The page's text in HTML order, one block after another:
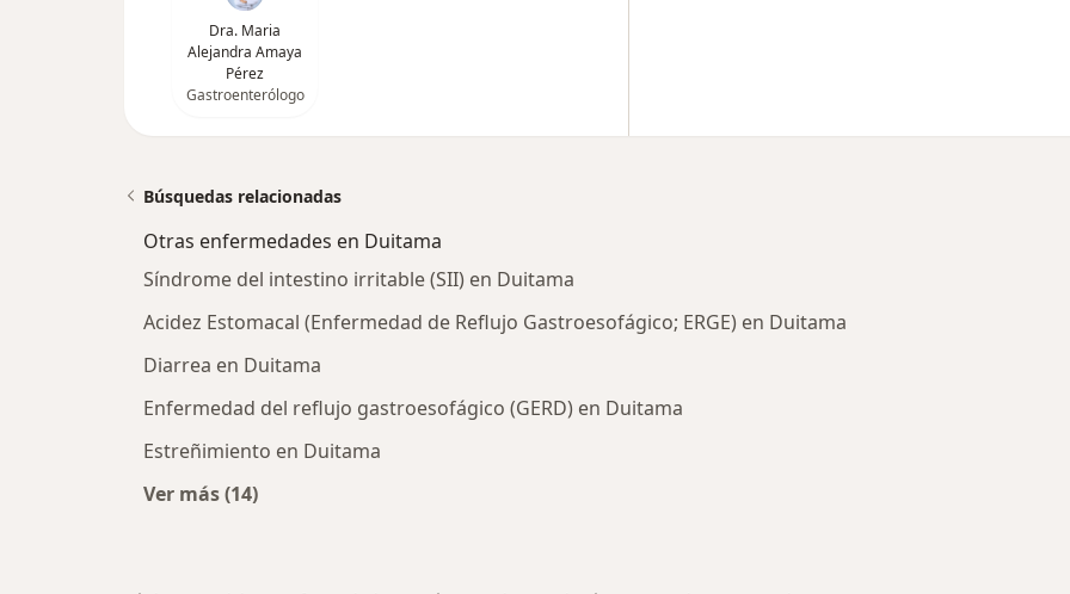
Dra. Maria
Alejandra Amaya
Pérez
Gastroenterólogo
Búsquedas relacionadas
Otras enfermedades en Duitama
Síndrome del intestino irritable (SII) en Duitama
Acidez Estomacal (Enfermedad de Reflujo Gastroesofágico; ERGE) en Duitama
Diarrea en Duitama
Enfermedad del reflujo gastroesofágico (GERD) en Duitama
Estreñimiento en Duitama
Ver más (14)